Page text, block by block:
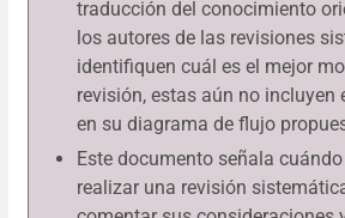
traducción del conocimiento
los autores de las revisiones
identifiquen cuál es el mejor
revisión, estas aún no incluyen
en su diagrama de flujo
Este documento señala
realizar una revisión